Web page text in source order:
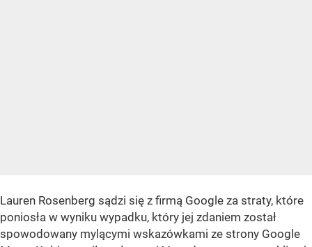
Lauren Rosenberg sądzi się z firmą Google za straty, które
poniosła w wyniku wypadku, który jej zdaniem został
spowodowany mylącymi wskazówkami ze strony Google